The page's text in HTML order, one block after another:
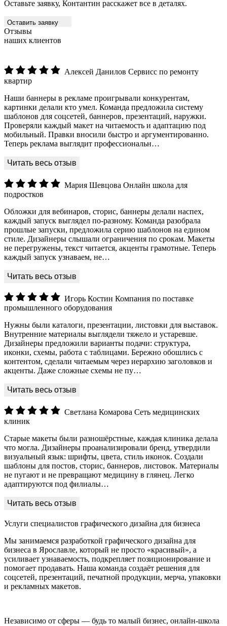
Оставьте заявку, Контантин расскажет все в деталях.
Оставить заявку
Отзывы
наших клиентов
Алексей Данилов Сервисс по ремонту
квартир
Наши баннеры в рекламе проигрывали конкурентам,
картинки делали кто умел. Команда предложила систему
шаблонов для соцсетей, баннеров, презентаций, наружки.
Проверяли каждый макет на читаемость и адаптацию под
мобильный. Правки вносили быстро и аргументированно.
Теперь реклама выглядит профессиональн…
Мария Шевцова Онлайн школа для
подростков
Обложки для вебинаров, сторис, баннеры делали наспех,
каждый запуск выглядел по-разному. Команда разобрала
прошлые запуски, предложила серию шаблонов на едином
стиле. Дизайнеры слышали ограничения по срокам. Макеты
не перегружены, текст читается, акценты грамотные. Теперь
каждый запуск узнаваем, не…
Игорь Костин Компания по поставке
промышленного оборудования
Нужны были каталоги, презентации, листовки для выставок.
Внутренние материалы выглядели тяжело и устаревше.
Дизайнеры предложили варианты подачи: структура,
иконки, схемы, работа с таблицами. Бережно обошлись с
контентом, сделали читаемым через иерархию заголовков и
акценты. Даже сложные схемы не пу…
Светлана Комарова Сеть медицинских
клиник
Старые макеты были разношёрстные, каждая клиника делала
что могла. Дизайнеры проанализировали бренд, утвердили
визуальный язык: шрифты, цвета, стиль иконок. Создали
шаблоны для постов, сторис, баннеров, листовок. Материалы
не пугают и не превращают медицину в глянец. Легко
адаптируются под филиалы…
Услуги специалистов графического дизайна для бизнеса
Мы занимаемся разработкой графического дизайна для
бизнеса в Ярославле, который не просто «красивый», а
усиливает узнаваемость, подкрепляет позиционирование и
помогает продавать. Наша команда создаёт решения для
соцсетей, презентаций, печатной продукции, мерча, упаковки
и рекламных макетов.
Независимо от сферы — будь то малый бизнес, онлайн-школа